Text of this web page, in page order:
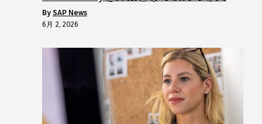
by SAP News
6月 2, 2026